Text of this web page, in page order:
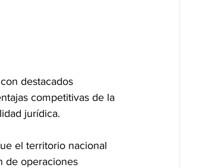
destacados
competitivas de la
jurídica.
el territorio nacional
de operaciones